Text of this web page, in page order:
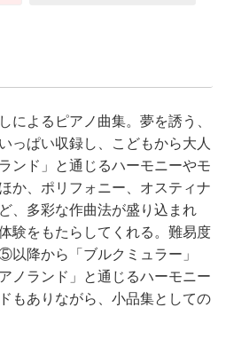
によるピアノ曲集。夢を誘う、
っぱい収録し、こどもから大人
ンド」と通じるハーモニーやモ
か、ポリフォニー、オスティナ
、多彩な作曲法が盛り込まれ
験をもたらしてくれる。難易度
降から「ブルクミュラー」
ノランド」と通じるハーモニー
もありながら、小品集としての